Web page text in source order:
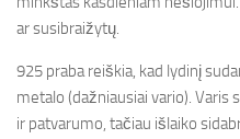
ar susibraižytų.
925 praba reiškia, kad lydinį
metalo (dažniausiai vario).
ir patvarumo, tačiau išlaiko